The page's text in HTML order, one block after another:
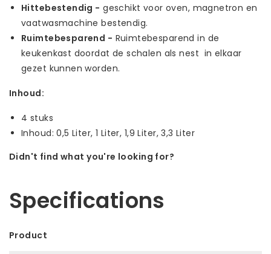
Hittebestendig - geschikt voor oven, magnetron en
vaatwasmachine bestendig.
Ruimtebesparend - Ruimtebesparend in de
keukenkast doordat de schalen als nest in elkaar
gezet kunnen worden.
Inhoud:
4 stuks
Inhoud: 0,5 Liter, 1 Liter, 1,9 Liter, 3,3 Liter
Didn't find what you're looking for?
Specifications
Product